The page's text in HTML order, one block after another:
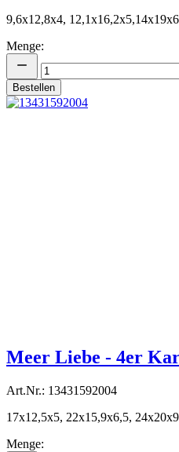
9,6x12,8x4,
Menge:
Bestellen
Meer Liebe - 4er
Art.Nr.: 13431592004
17x12,5x5, 22x15,9x6,5,
Menge: